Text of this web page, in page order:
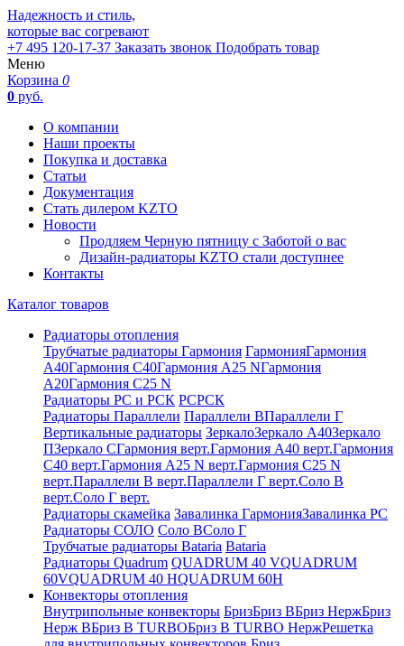
Надежность и стиль,
которые вас согревают
+7 495 120-17-37 Заказать звонок Подобрать товар
Меню
Корзина 0
0 руб.
О компании
Наши проекты
Покупка и доставка
Статьи
Документация
Стать дилером KZTO
Новости
Продляем Черную пятницу с Заботой о вас
Дизайн-радиаторы KZTO стали доступнее
Контакты
Каталог товаров
Радиаторы отопления
Трубчатые радиаторы Гармония ГармонияГармония
А40Гармония С40Гармония А25 NГармония
А20Гармония С25 N
Радиаторы РС и РСК РСРСК
Радиаторы Параллели Параллели ВПараллели Г
Вертикальные радиаторы ЗеркалоЗеркало А40Зеркало
ПЗеркало СГармония верт.Гармония А40 верт.Гармония
С40 верт.Гармония А25 N верт.Гармония С25 N
верт.Параллели В верт.Параллели Г верт.Соло В
верт.Соло Г верт.
Радиаторы скамейка Завалинка ГармонияЗавалинка РС
Радиаторы СОЛО Соло ВСоло Г
Трубчатые радиаторы Bataria Bataria
Радиаторы Quadrum QUADRUM 40 VQUADRUM
60VQUADRUM 40 HQUADRUM 60H
Конвекторы отопления
Внутрипольные конвекторы БризБриз ВБриз НержБриз
Нерж ВБриз В TURBOБриз В TURBO НержРешетка